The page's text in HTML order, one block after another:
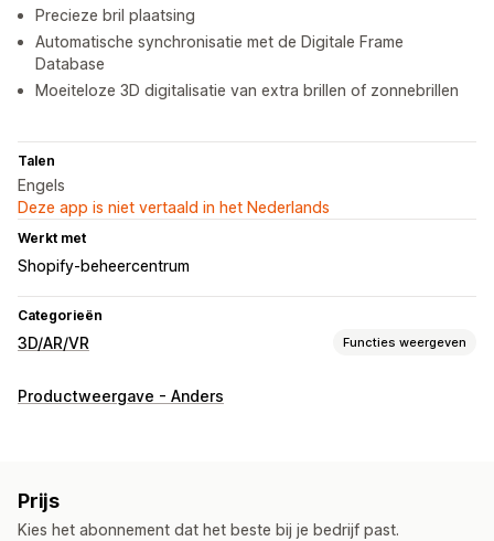
Precieze bril plaatsing
Automatische synchronisatie met de Digitale Frame
Database
Moeiteloze 3D digitalisatie van extra brillen of zonnebrillen
Talen
Engels
Deze app is niet vertaald in het Nederlands
Werkt met
Shopify-beheercentrum
Categorieën
3D/AR/VR Functies weergeven
Visualisatie
Aanpassing
Productweergave - Anders
Prijs
Kies het abonnement dat het beste bij je bedrijf past.